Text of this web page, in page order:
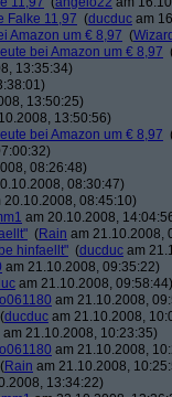
Falke 11,97 (ducduc am
Amazon um € 8,97 (
bei Amazon um € 8,97
13:35:34)
13:50:25)
13:50:56)
bei Amazon um € 8,97
08:26:48)
08:30:47)
20.10.2008, 08:45:10)
am 20.10.2008,
(Rain am 21.10.2008,
hinfaellt" (ducduc am
am 21.10.2008, 09:35:22)
am 21.10.2008, 09:58:44)
am 21.10.2008,
(ducduc am 21.10.2008,
am 21.10.2008, 10:23:35)
am 21.10.2008,
(Rain am 21.10.2008,
13:34:22)